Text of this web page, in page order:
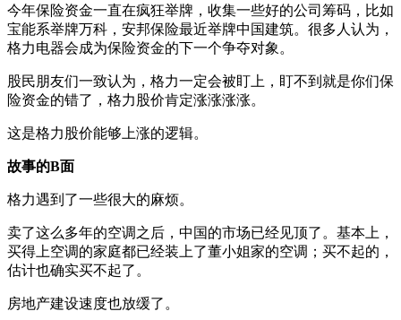
今年保险资金一直在疯狂举牌，收集一些好的公司筹码，比如
宝能系举牌万科，安邦保险最近举牌中国建筑。很多人认为，
格力电器会成为保险资金的下一个争夺对象。
股民朋友们一致认为，格力一定会被盯上，盯不到就是你们保
险资金的错了，格力股价肯定涨涨涨涨。
这是格力股价能够上涨的逻辑。
故事的B面
格力遇到了一些很大的麻烦。
卖了这么多年的空调之后，中国的市场已经见顶了。基本上，
买得上空调的家庭都已经装上了董小姐家的空调；买不起的，
估计也确实买不起了。
房地产建设速度也放缓了。